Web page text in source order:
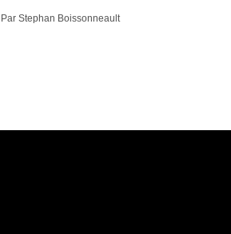
Par Stephan Boissonneault